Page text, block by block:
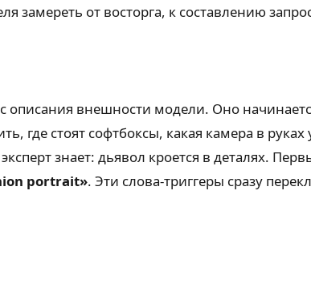
замереть от восторга, к составлению
описания внешности модели. Оно
где стоят софтбоксы, какая камера в
знает: дьявол кроется в деталях.
portrait». Эти слова-триггеры сразу